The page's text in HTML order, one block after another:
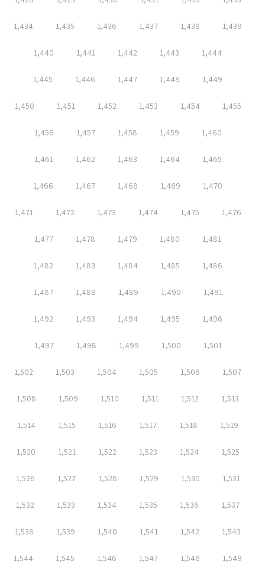
1,434 1,435 1,436 1,437 1,438 1,439
1,440 1,441 1,442 1,443 1,444
1,445 1,446 1,447 1,448 1,449
1,450 1,451 1,452 1,453 1,454 1,455
1,456 1,457 1,458 1,459 1,460
1,461 1,462 1,463 1,464 1,465
1,466 1,467 1,468 1,469 1,470
1,471 1,472 1,473 1,474 1,475 1,476
1,477 1,478 1,479 1,480 1,481
1,482 1,483 1,484 1,485 1,486
1,487 1,488 1,489 1,490 1,491
1,492 1,493 1,494 1,495 1,496
1,497 1,498 1,499 1,500 1,501
1,502 1,503 1,504 1,505 1,506 1,507
1,508 1,509 1,510 1,511 1,512 1,513
1,514 1,515 1,516 1,517 1,518 1,519
1,520 1,521 1,522 1,523 1,524 1,525
1,526 1,527 1,528 1,529 1,530 1,531
1,532 1,533 1,534 1,535 1,536 1,537
1,538 1,539 1,540 1,541 1,542 1,543
1,544 1,545 1,546 1,547 1,548 1,549